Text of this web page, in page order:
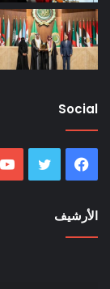
Social
فيسبوك تويتر
الأرشيف